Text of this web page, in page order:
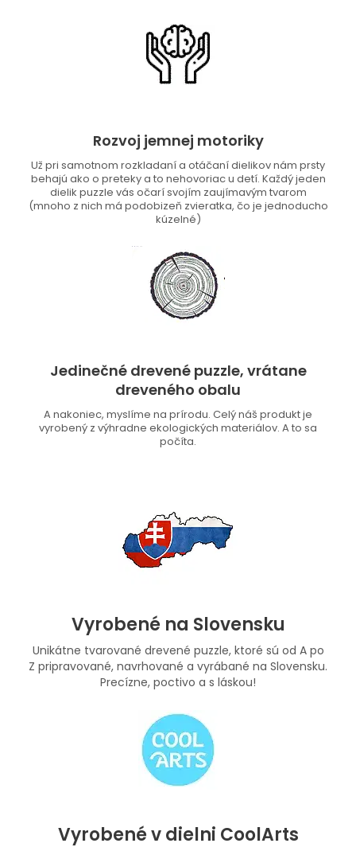
Rozvoj jemnej motoriky
Už pri samotnom rozkladaní a otáčaní dielikov nám prsty
behajú ako o preteky a to nehovoriac u detí. Každý jeden
dielik puzzle vás očarí svojím zaujímavým tvarom
(mnoho z nich má podobizeň zvieratka, čo je jednoducho
kúzelné)
Jedinečné drevené puzzle, vrátane
dreveného obalu
A nakoniec, myslíme na prírodu. Celý náš produkt je
vyrobený z výhradne ekologických materiálov. A to sa
počíta.
Vyrobené na Slovensku
Unikátne tvarované drevené puzzle, ktoré sú od A po
Z pripravované, navrhované a vyrábané na Slovensku.
Precízne, poctivo a s láskou!
Vyrobené v dielni CoolArts